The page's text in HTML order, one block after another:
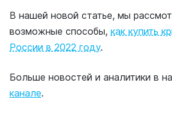
В нашей новой статье, мы
возможные способы, как купить
России в 2022 году.
Больше новостей и аналитики в
канале.